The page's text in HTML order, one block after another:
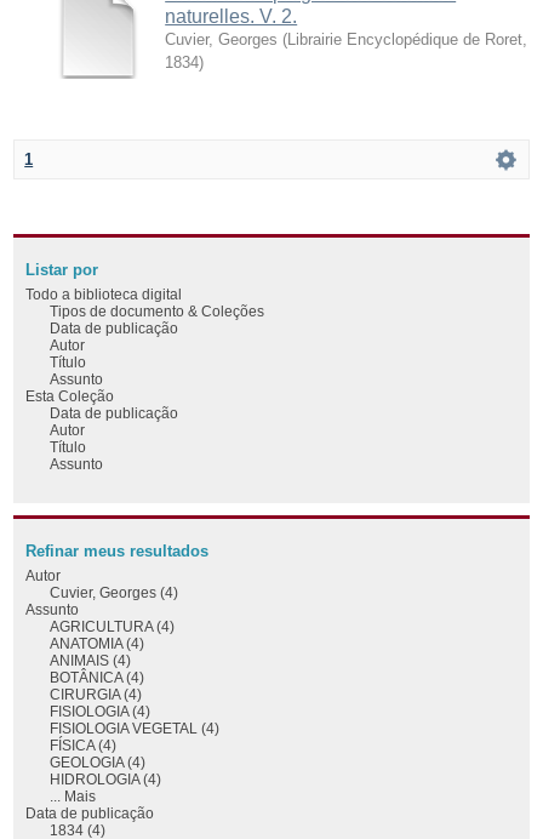
naturelles. V. 2.
Cuvier, Georges ( Librairie Encyclopédique de Roret
1834)
1
Listar por
Todo a biblioteca digital
Tipos de documento & Coleções
Data de publicação
Autor
Título
Assunto
Esta Coleção
Data de publicação
Autor
Título
Assunto
Refinar meus resultados
Autor
Cuvier, Georges (4)
Assunto
AGRICULTURA (4)
ANATOMIA (4)
ANIMAIS (4)
BOTÂNICA (4)
CIRURGIA (4)
FISIOLOGIA (4)
FISIOLOGIA VEGETAL (4)
FÍSICA (4)
GEOLOGIA (4)
HIDROLOGIA (4)
... Mais
Data de publicação
1834 (4)